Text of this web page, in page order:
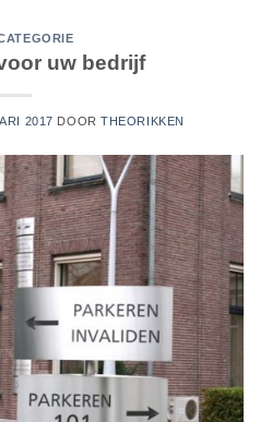
uw bedrijf
2017 DOORTHEORIKKEN